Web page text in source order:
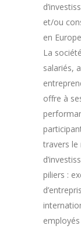
et/ou
en
La
salariés,
offre à
travers le
piliers :